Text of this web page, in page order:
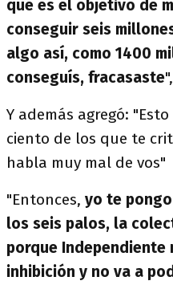
que es el objetivo de
conseguir seis
algo así, como 1400
conseguís, fracasaste
Y además agregó:
ciento de los que te
habla muy mal de vos"
"Entonces, yo te
los seis palos, la
porque
inhibición y no va a